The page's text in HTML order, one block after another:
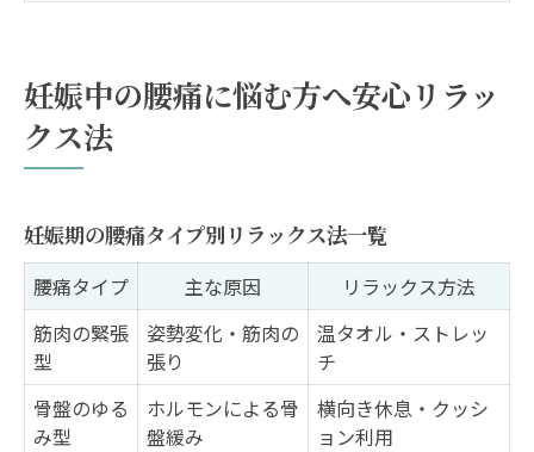
プライベート空間で実践する腰痛ケア比較
表
腰痛対策に役立つおすすめリラクゼーショ
ン法
自宅でもできる腰痛緩和の工夫
妊婦がプライベート空間を選ぶ理由
浜田山で妊婦が心安らぐ腰痛ケアのすすめ
浜田山周辺の腰痛ケア方法早見表
妊娠中の腰痛に悩む方へ安心リラッ
クス法
妊娠期の腰痛タイプ別リラックス法一覧
腰痛タイプ 主な原因
リラックス方法
筋肉の緊張
型
姿勢変化・筋肉の
張り
温タオル・ストレッ
チ
骨盤のゆる
み型
ホルモンによる骨
盤緩み
横向き休息・クッシ
ョン利用